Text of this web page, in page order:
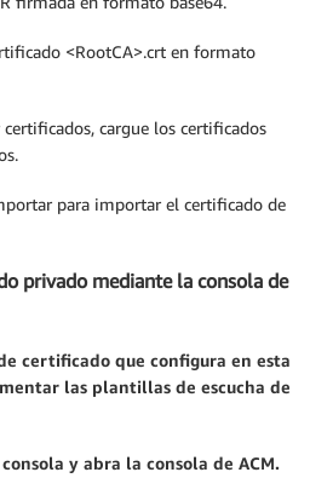
<RootCA>.crt en formato
cargue los certificados
para importar el certificado de
privado mediante la consola de
certificado que configura en esta
las plantillas de escucha de
y abra la consola de ACM.